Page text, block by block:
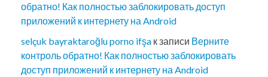
обратно! Как полностью заблокировать доступ
приложений к интернету на Android
selçuk bayraktaroğlu porno ifşa к записи Верните
контроль обратно! Как полностью заблокировать
доступ приложений к интернету на Android